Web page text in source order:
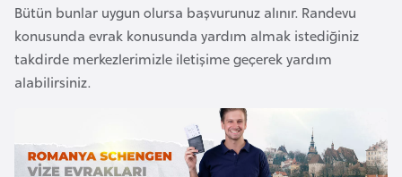
Bütün bunlar uygun olursa başvurunuz alınır. Randevu
konusunda evrak konusunda yardım almak istediğiniz
takdirde merkezlerimizle iletişime geçerek yardım
alabilirsiniz.
o
Ç
a
Ç